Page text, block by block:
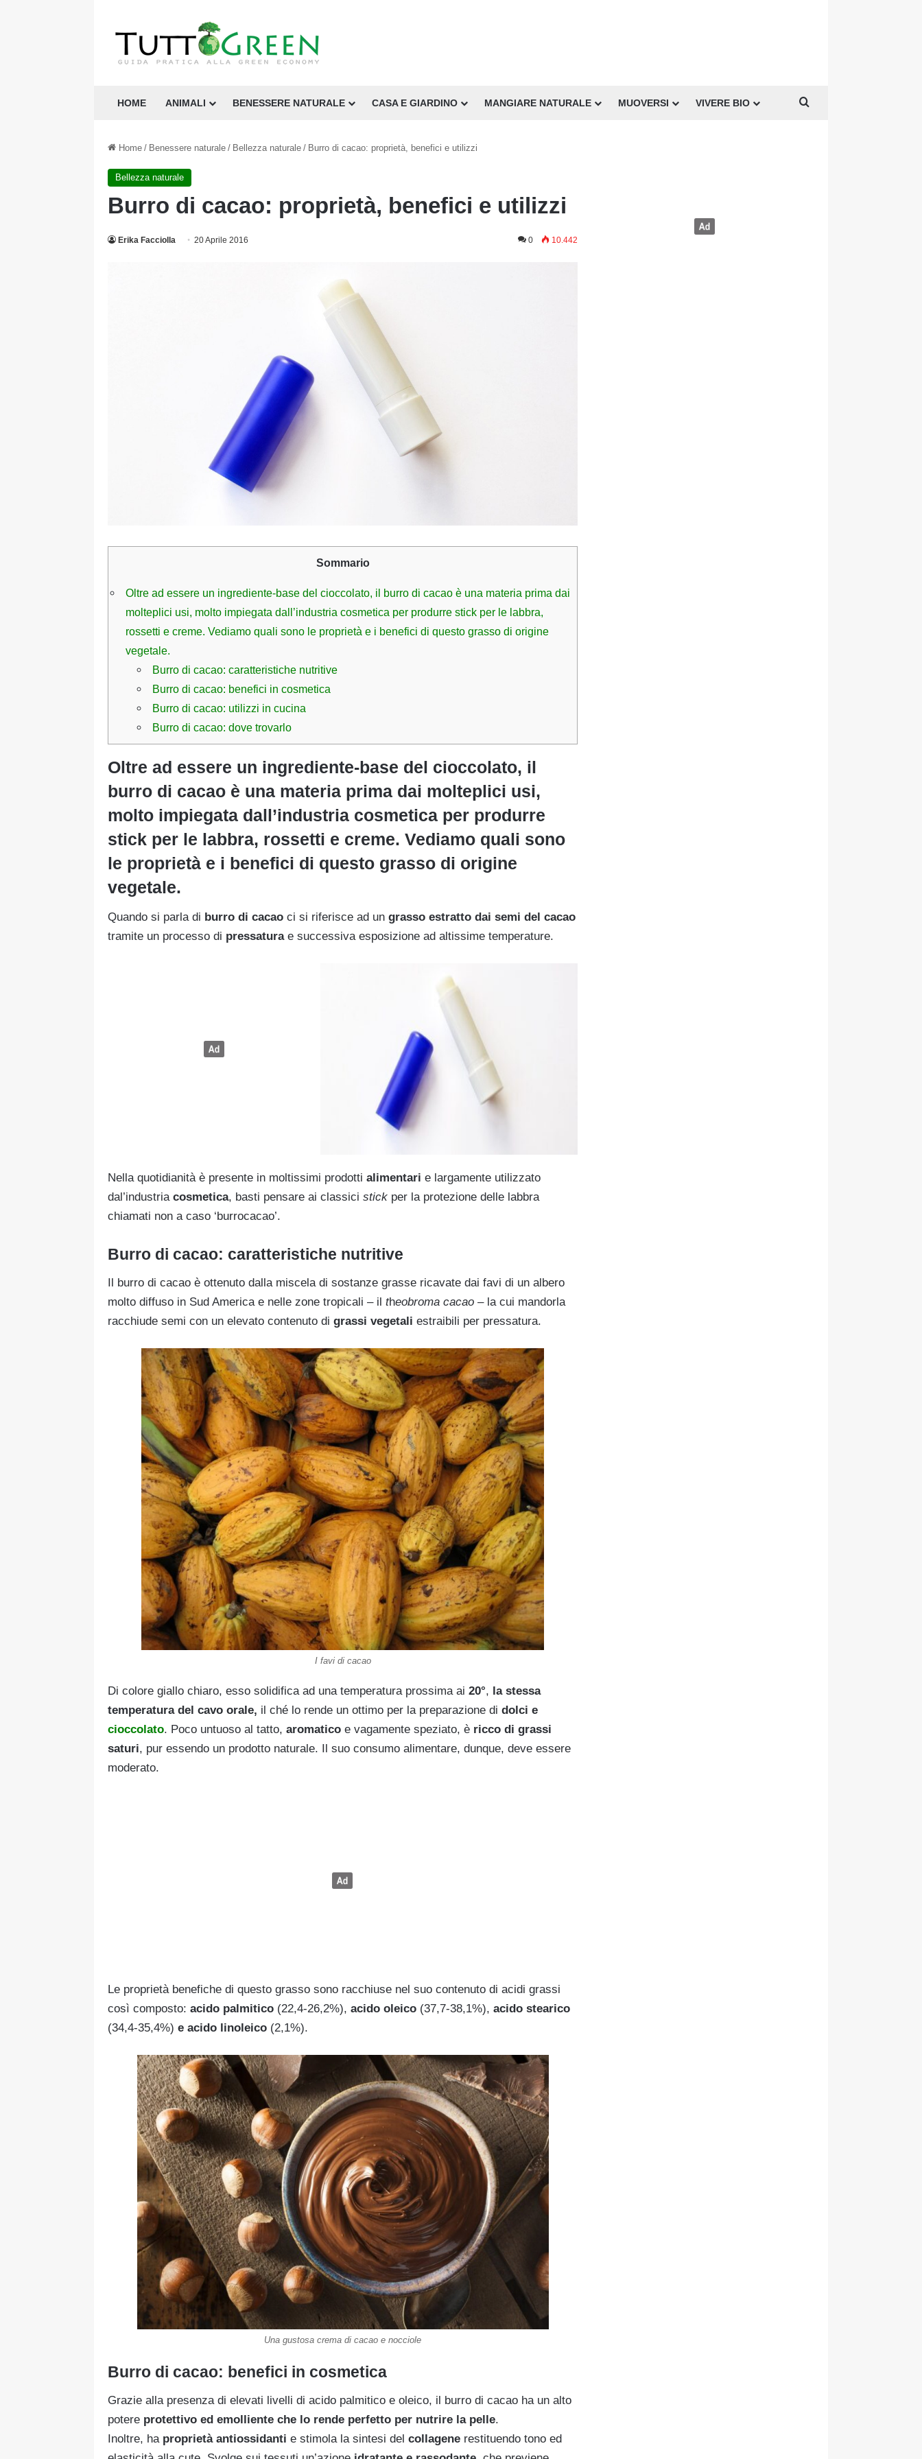
HOME ANIMALI BENESSERE NATURALE CASA E GIARDINO MANGIARE NATURALE MUOVERSI VIVERE BIO
Home / Benessere naturale / Bellezza naturale / Burro di cacao: proprietà, benefici e utilizzi
Bellezza naturale
Burro di cacao: proprietà, benefici e utilizzi
Erika Facciolla 20 Aprile 2016 0 10.442
Sommario
Oltre ad essere un ingrediente-base del cioccolato, il burro di cacao è una materia prima dai
molteplici usi, molto impiegata dall’industria cosmetica per produrre stick per le labbra,
rossetti e creme. Vediamo quali sono le proprietà e i benefici di questo grasso di origine
vegetale.
Burro di cacao: caratteristiche nutritive
Burro di cacao: benefici in cosmetica
Burro di cacao: utilizzi in cucina
Burro di cacao: dove trovarlo
Oltre ad essere un ingrediente-base del cioccolato, il
burro di cacao è una materia prima dai molteplici usi,
molto impiegata dall’industria cosmetica per produrre
stick per le labbra, rossetti e creme. Vediamo quali sono
le proprietà e i benefici di questo grasso di origine
vegetale.
Quando si parla di burro di cacao ci si riferisce ad un grasso estratto dai semi del cacao
tramite un processo di pressaturae successiva esposizione ad altissime temperature.
Nella quotidianità è presente in moltissimi prodotti alimentari e largamente utilizzato
dal’industria cosmetica, basti pensare ai classici stick per la protezione delle labbra
chiamati non a caso ‘burrocacao’.
Burro di cacao: caratteristiche nutritive
Il burro di cacao è ottenuto dalla miscela di sostanze grasse ricavate dai favi di un albero
molto diffuso in Sud America e nelle zone tropicali – il theobroma cacao – la cui mandorla
racchiude semi con un elevato contenuto di grassi vegetali estraibili per pressatura.
I favi di cacao
Di colore giallo chiaro, esso solidifica ad una temperatura prossima ai 20°, la stessa
temperatura del cavo orale, il ché lo rende un ottimo per la preparazione di dolci e
cioccolato. Poco untuoso al tatto, aromatico e vagamente speziato, è ricco di grassi
saturi, pur essendo un prodotto naturale. Il suo consumo alimentare, dunque, deve essere
moderato.
Le proprietà benefiche di questo grasso sono racchiuse nel suo contenuto di acidi grassi
così composto: acido palmitico (22,4-26,2%), acido oleico (37,7-38,1%), acido stearico
(34,4-35,4%) e acido linoleico (2,1%).
Una gustosa crema di cacao e nocciole
Burro di cacao: benefici in cosmetica
Grazie alla presenza di elevati livelli di acido palmitico e oleico, il burro di cacao ha un alto
potere protettivo ed emolliente che lo rende perfetto per nutrire la pelle.
Inoltre, ha proprietà antiossidanti e stimola la sintesi del collagene restituendo tono ed